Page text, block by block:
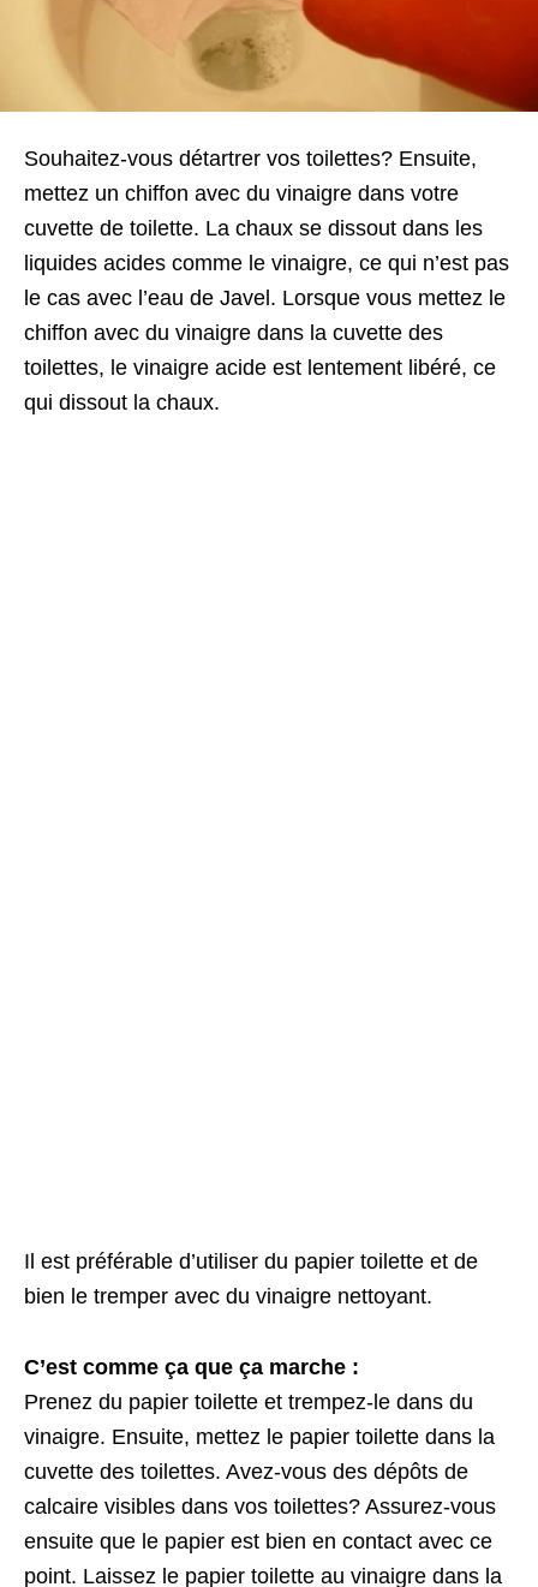
Souhaitez-vous détartrer vos toilettes? Ensuite,
mettez un chiffon avec du vinaigre dans votre
cuvette de toilette. La chaux se dissout dans les
liquides acides comme le vinaigre, ce qui n’est pas
le cas avec l’eau de Javel. Lorsque vous mettez le
chiffon avec du vinaigre dans la cuvette des
toilettes, le vinaigre acide est lentement libéré, ce
qui dissout la chaux.
Il est préférable d’utiliser du papier toilette et de
bien le tremper avec du vinaigre nettoyant.
C’est comme ça que ça marche :
Prenez du papier toilette et trempez-le dans du
vinaigre. Ensuite, mettez le papier toilette dans la
cuvette des toilettes. Avez-vous des dépôts de
calcaire visibles dans vos toilettes? Assurez-vous
ensuite que le papier est bien en contact avec ce
point. Laissez le papier toilette au vinaigre dans la